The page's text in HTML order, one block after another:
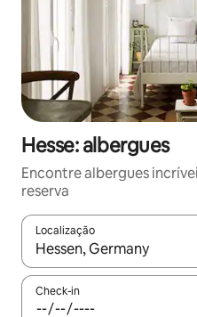
Hesse: albergues
Encontre albergues
reserva
Localização
Quando os resultados
Check-in